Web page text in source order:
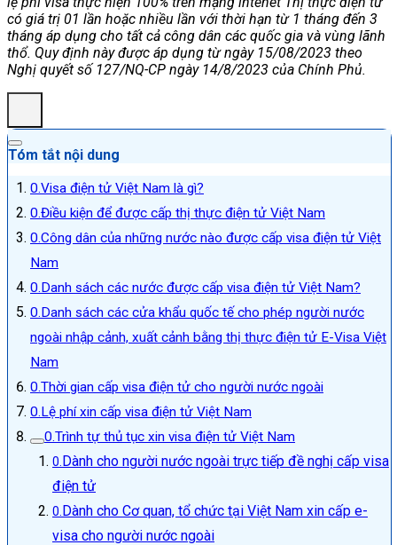
có giá trị 01 lần hoặc nhiều lần với thời hạn từ 1 tháng đến 3
tháng áp dụng cho tất cả công dân các quốc gia và vùng lãnh
thổ. Quy định này được áp dụng từ ngày 15/08/2023 theo
Nghị quyết số 127/NQ-CP ngày 14/8/2023 của Chính Phủ.
Tóm tắt nội dung
Visa điện tử Việt Nam là gì?
Điều kiện để được cấp thị thực điện tử Việt Nam
Công dân của những nước nào được cấp visa điện tử Việt
Nam
Danh sách các nước được cấp visa điện tử Việt Nam?
Danh sách các cửa khẩu quốc tế cho phép người nước
ngoài nhập cảnh, xuất cảnh bằng thị thực điện tử E-Visa Việt
Nam
Thời gian cấp visa điện tử cho người nước ngoài
Lệ phí xin cấp visa điện tử Việt Nam
Trình tự thủ tục xin visa điện tử Việt Nam
Dành cho người nước ngoài trực tiếp đề nghị cấp visa
điện tử
Dành cho Cơ quan, tổ chức tại Việt Nam xin cấp e-
visa cho người nước ngoài